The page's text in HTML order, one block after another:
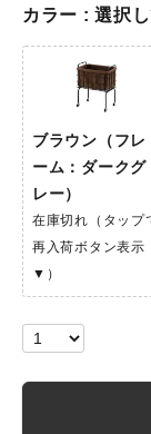
カラー 選択
ブラウン（フレ
ーム：ダークグ
レー）
在庫切れ（タップ
再入荷ボタン表示
▼）